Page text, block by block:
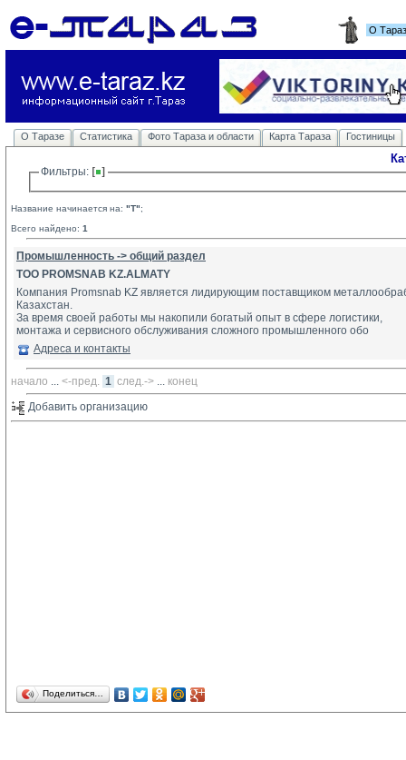
О
О Таразе Статистика Фото Тараза и области Карта Тараза Гостиницы
Фильтры:
Название начинается на: "T";
Всего найдено: 1
Промышленность -> общий раздел
TOO PROMSNAB KZ.ALMATY
Компания Promsnab KZ является лидирующим поставщиком
Казахстан.
За время своей работы мы накопили богатый опыт в сфере логистики,
монтажа и сервисного обслуживания сложного промышленного обо
Адреса и контакты
начало ... <-пред. 1 след.-> ... конец
Добавить организацию
Поделиться…